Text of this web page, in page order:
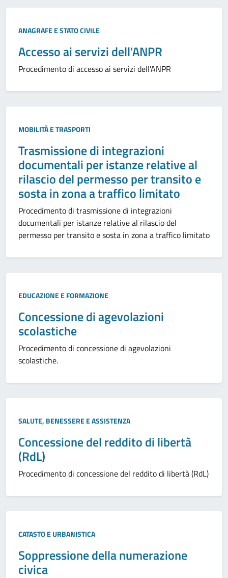
ANAGRAFE E STATO CIVILE
Accesso ai servizi dell'ANPR
Procedimento di accesso ai servizi dell'ANPR
MOBILITÀ E TRASPORTI
Trasmissione di integrazioni
documentali per istanze relative al
rilascio del permesso per transito e
sosta in zona a traffico limitato
Procedimento di trasmissione di integrazioni
documentali per istanze relative al rilascio del
permesso per transito e sosta in zona a traffico limitato
EDUCAZIONE E FORMAZIONE
Concessione di agevolazioni
scolastiche
Procedimento di concessione di agevolazioni
scolastiche.
SALUTE, BENESSERE E ASSISTENZA
Concessione del reddito di libertà
(RdL)
Procedimento di concessione del reddito di libertà (RdL)
CATASTO E URBANISTICA
Soppressione della numerazione
civica